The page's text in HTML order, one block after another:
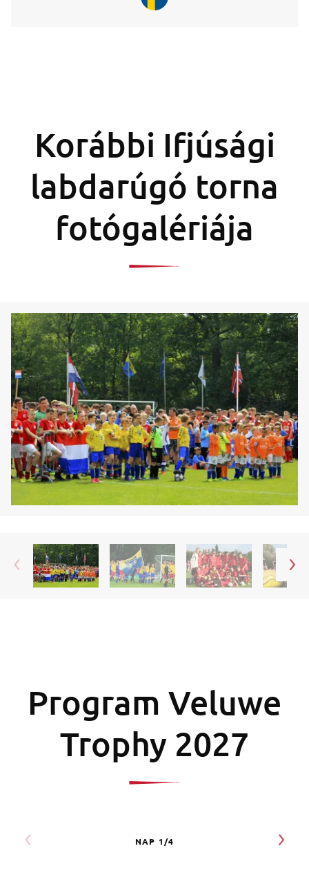
Korábbi Ifjúsági
labdarúgó torna
fotógalériája
Program Veluwe
Trophy 2027